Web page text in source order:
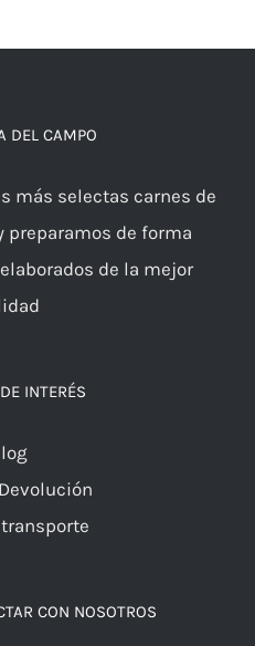
DEL CAMPO
más selectas carnes de
preparamos de forma
de la mejor
INTERÉS
CON NOSOTROS